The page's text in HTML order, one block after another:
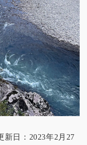
新日：2023年2月27